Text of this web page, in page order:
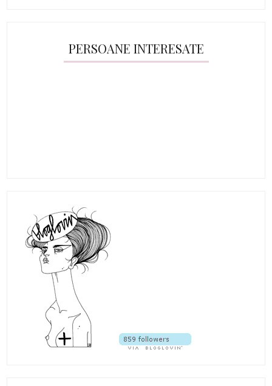
PERSOANE INTERESATE